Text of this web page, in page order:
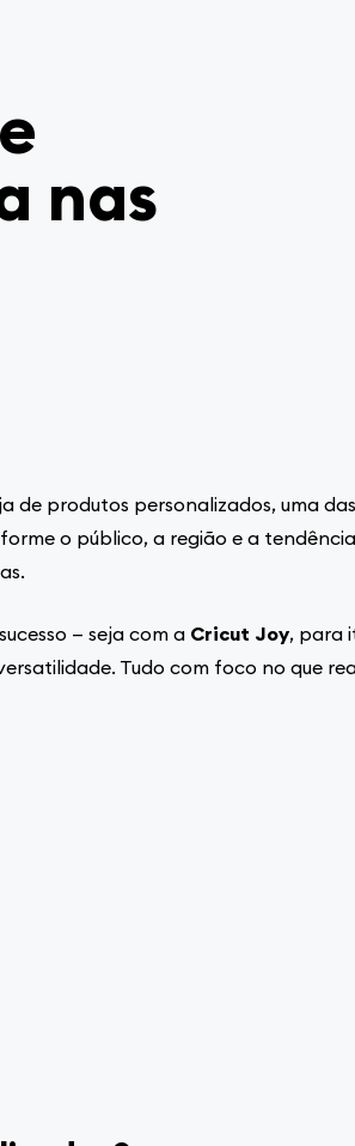
nas
produtos personalizados, uma
o público, a região e a
— seja com a Cricut Joy, para
Tudo com foco no que